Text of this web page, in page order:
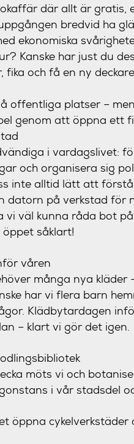
där allt är gratis,
bredvid ha
ekonomiska
Kanske har just du
fika och få en ny
offentliga platser –
genom att öppna ett
i vardagslivet:
och organisera sig
inte alltid lätt att
datorn på verkstad för
vi väl kunna råda bot
såklart!
våren
många nya kläder
har vi flera barn
Klädbytardagen
– klart vi gör det igen.
möts vi och
i vår stadsdel
öppna cykelverkstäder